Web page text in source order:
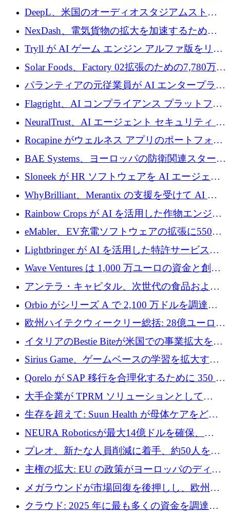
200 万ユーロを調達
DeepL、米国のオーディオスタジアムストリ
ーミング事業Mixhaloを買収
NexDash、電気貨物の拡大を加速するために
EIT Urban Mobilityから250万ユーロを確保
Tryll が AI ゲーム エンジン アルファ版をリリ
ースし、60 万ドルのプレシード資金を確保
Solar Foods、Factory 02拡張のための7,780万ユ
ーロの資金調達パッケージを獲得
パランティアの元従業員が AI エンタープライ
ズ スタートアップの Conduct に 6,000 万ドル
を調達
Flagright、AI コンプライアンス プラットフォ
ームを拡張するためにシリーズ A で 1,250 万
ドルを確保
NeuralTrust、AI エージェント セキュリティ プ
ラットフォームの拡張に 2,000 万ドルを調達
Rocapine がウェルネス アプリのポートフォリ
オを拡大するためにシリーズ A で 1,300 万ド
ルを調達
BAE Systems、ヨーロッパの防衛関連スタート
アップの規模拡大を支援するために 5,000 万
Sloneek が HR ソフトウェアを AI エージェン
トに変えるために 600 万ドルを調達
WhyBrilliant、Merantix の支援を受けて AI 求
人マッチングを拡大するために 100 万ユーロ
Rainbow Crops が AI を活用した作物エンジニ
アリングを拡張するために 970 万ユーロを調
eMabler、EV充電ソフトウェアの拡張に550万
ユーロを確保
Lightbringer が AI を活用した特許サービスを
拡大するために 1,000 万ドルを調達
Wave Ventures は 1,000 万ユーロの資金と創設
者補助金で 10 周年を迎える
アンテラ・キャピタル、次世代の食品および
アグリテクノロジーのイノベーションを支援
するファンド III の初回クローズ額が 1 億ドル
に到達
Orbio がシリーズ A で 2,100 万ドルを調達、
AI 労働力管理を世界の最前線の労働者に提供
欧州ハイテクウィークリー総括: 28億ユーロの
取引と5月のハイライト
イタリアのBestie Biteが米国での事業拡大を加
速するために150万ユーロを調達
Sirius Game、ゲームベースの学習を拡大する
ために 130 万ユーロの資金調達を完了
Qorelo が SAP 移行を合理化するために 350 万
ドルを調達
大手企業が TPRM ソリューションとして
Vanta を選択する理由
生存を超えて: Suun Health が母体ケアをどの
ように再考しているか
NEURA Roboticsが最大14億ドルを確保、
Bending Spoonsが米国IPOを申請、英国首相が
4億ポンドのチップ計画を発表
プレオ、新たな人員削減に着手、約50人を解
雇
主権の拡大: EU の政策がヨーロッパのディー
プテック戦略をどのように再構築しているか
メガラウンドが市場回復を後押しし、欧州の
ハイテク資金調達は5月に105億ユーロに回復
クラウド: 2025 年に最も多くの資金を調達し